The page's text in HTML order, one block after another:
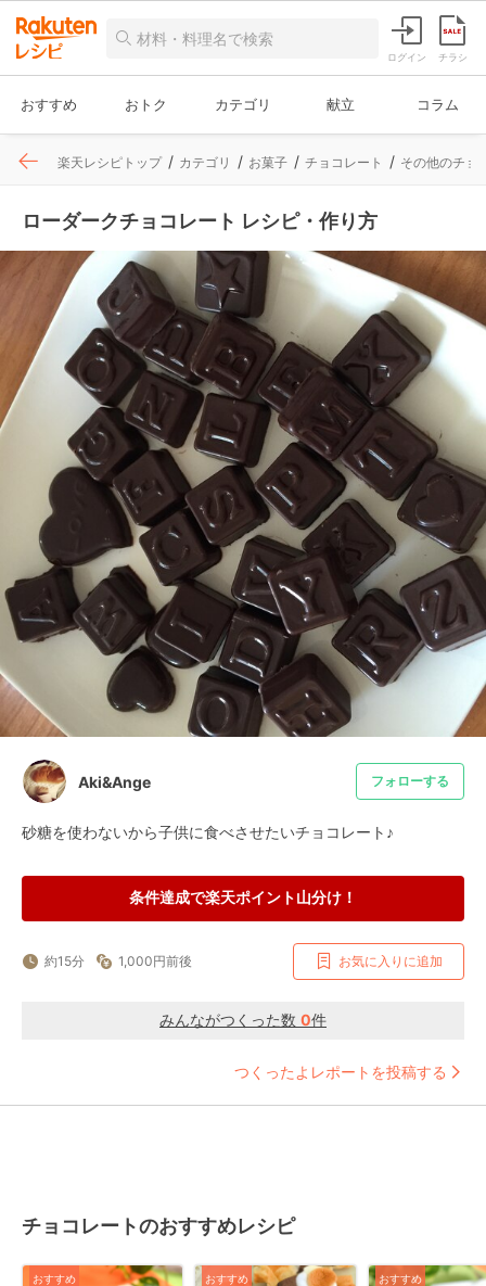
ログイン チラシ
おすすめ おトク カテゴリ 献立 コラム
楽天レシピトップ カテゴリ お菓子 チョコレート その他のチョ
ローダークチョコレート レシピ・作り方
Aki&Ange フォローする
砂糖を使わないから子供に食べさせたいチョコレート♪
条件達成で楽天ポイント山分け！
約15分 1,000円前後 お気に入りに追加
みんながつくった数 0件
つくったよレポートを投稿する
チョコレートのおすすめレシピ
おすすめ おすすめ おすすめ